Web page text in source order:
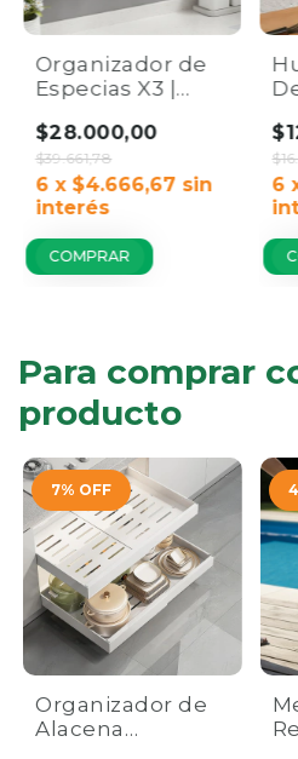
Organizador de
Especias X3 |
Herméticos y
Cucharas
$28.000,00
$39.661,78
6 x $4.666,67 sin
interés
COMPRAR
6
Para comprar
producto
7% OFF
Organizador de
Alacena